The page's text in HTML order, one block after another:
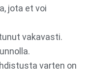
jota et voi
vakavasti.
varten on